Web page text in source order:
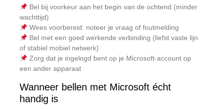
Bel bij voorkeur aan het begin van de ochtend (minder
wachttijd)
Wees voorbereid: noteer je vraag of foutmelding
Bel met een goed werkende verbinding (liefst vaste lijn
of stabiel mobiel netwerk)
Zorg dat je ingelogd bent op je Microsoft-account op
een ander apparaat
Wanneer bellen met Microsoft écht
handig is